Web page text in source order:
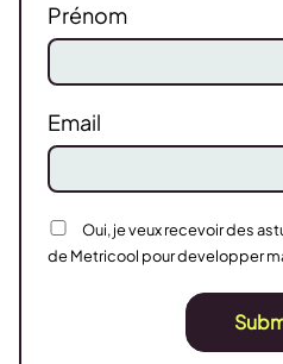
Prénom
Email
Oui, je veux recevoir des
de Metricool pour developper